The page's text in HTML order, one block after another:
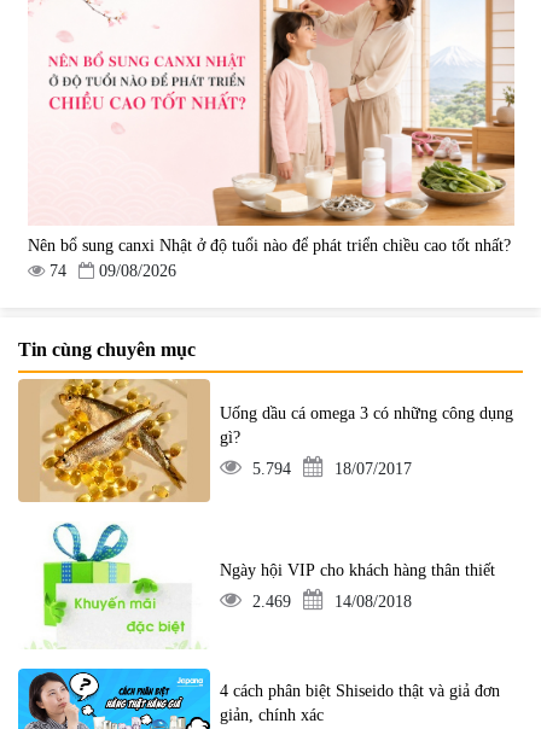
Nên bổ sung canxi Nhật ở độ tuổi nào để phát triển chiều cao tốt nhất?
74
09/08/2026
Tin cùng chuyên mục
Uống dầu cá omega 3 có những công dụng
gì?
5.794
18/07/2017
Ngày hội VIP cho khách hàng thân thiết
2.469
14/08/2018
4 cách phân biệt Shiseido thật và giả đơn
giản, chính xác